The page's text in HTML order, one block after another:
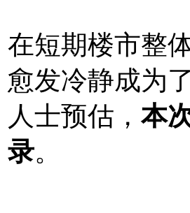
在短期楼市整
愈发冷静成为
人士预估， 本
录。